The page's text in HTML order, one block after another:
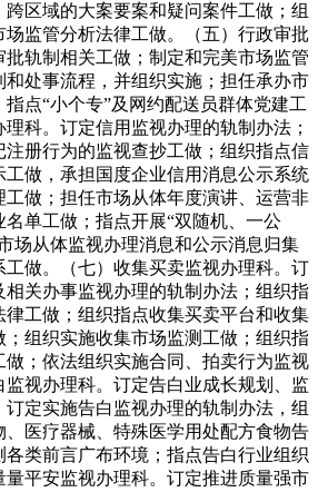
区域的大案要案和疑问案件工做；组
监管分析法律工做。（五）行政审批
轨制相关工做；制定和完美市场监管
处事流程，并组织实施；担任承办市
点“小个专”及网约配送员群体党建工
科。订定信用监视办理的轨制办法；
册行为的监视查抄工做；组织指点信
工做，承担国度企业信用消息公示系统
工做；担任市场从体年度演讲、运营非
单工做；指点开展“双随机、一公
场从体监视办理消息和公示消息归集
做。（七）收集买卖监视办理科。订
相关办事监视办理的轨制办法；组织指
律工做；组织指点收集买卖平台和收集
组织实施收集市场监测工做；组织指
做；依法组织实施合同、拍卖行为监视
监视办理科。订定告白业成长规划、监
定实施告白监视办理的轨制办法，组
医疗器械、特殊医学用处配方食物告
类前言广布环境；指点告白行业组织
量平安监视办理科。订定推进质量强市